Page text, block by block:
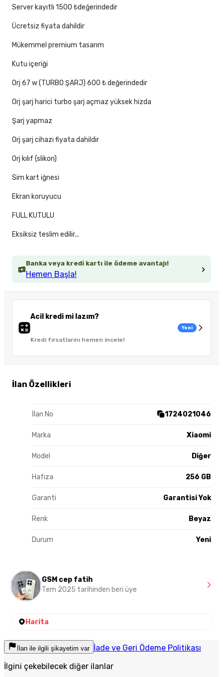
Banka veya kredi kartı ile ödeme avantajı!
Hemen Başla!
Acil kredi mi lazım?
Kredi fırsatlarını hemen incele!
Yeni
İlan Özellikleri
İlan No 1724021046
Marka Xiaomi
Model Diğer
Hafıza 256 GB
Garanti Garantisi Yok
Renk Beyaz
Durum Yeni
Server kayıtlı 1500 ₺değerindedir
Ücretsiz fiyata dahildir
Mükemmel premium tasarım
Kutu içeriği
Orj 67 w (TURBO ŞARJ) 600 ₺ değerindedir
Orj şarj harici turbo şarj açmaz yüksek hizda
Şarj yapmaz
Orj şarj cihazı fiyata dahildir
Orj kılıf (slikon)
Sim kart iğnesi
Ekran koruyucu
FULL KUTULU
Eksiksiz teslim edilir...
GSM cep fatih
Tem 2025 tarihinden beri üye
Harita
İlan ile ilgili şikayetim var İade ve Geri Ödeme Politikası
İlgini çekebilecek diğer ilanlar